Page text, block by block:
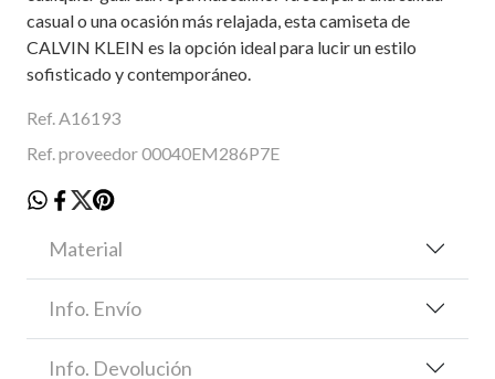
casual o una ocasión más relajada, esta camiseta de
CALVIN KLEIN es la opción ideal para lucir un estilo
sofisticado y contemporáneo.
Ref. A16193
Ref. proveedor 00040EM286P7E
Material
Info. Envío
Info. Devolución